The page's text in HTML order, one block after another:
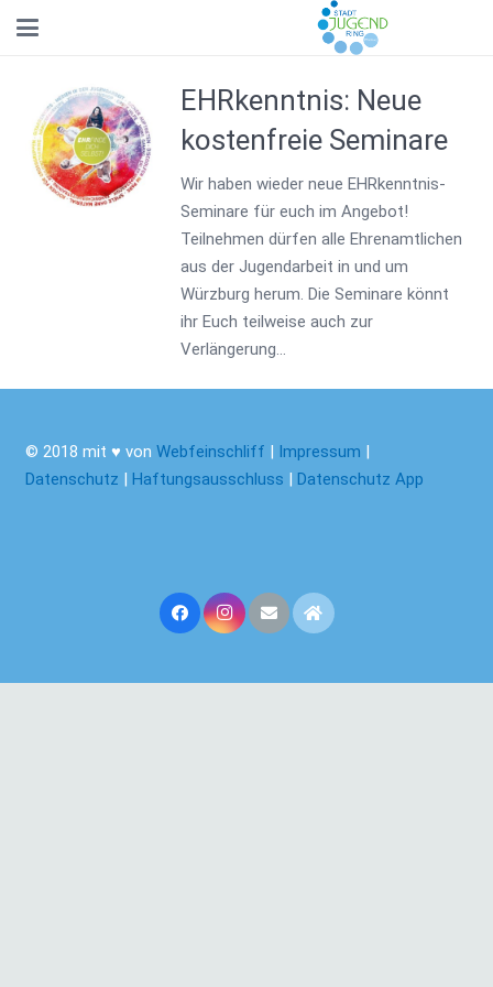
EHRkenntnis: Neue
kostenfreie Seminare
Wir haben wieder neue EHRkenntnis-
Seminare für euch im Angebot!
Teilnehmen dürfen alle Ehrenamtlichen
aus der Jugendarbeit in und um
Würzburg herum. Die Seminare könnt
ihr Euch teilweise auch zur
Verlängerung…
© 2018 mit ♥ von Webfeinschliff | Impressum |
Datenschutz | Haftungsausschluss | Datenschutz App